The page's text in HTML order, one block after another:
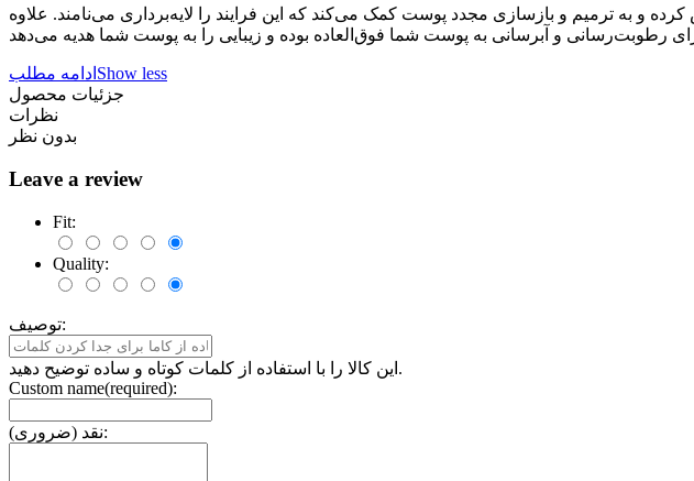
به ترمیم و بازسازی مجدد پوست کمک می‌کند که این فرایند را لایه‌برداری می‌نامند. علاوه
ادامه مطلب Show less
جزئیات محصول
نظرات
بدون نظر
Leave a review
Fit:
Quality:
توصیف:
این کالا را با استفاده از کلمات کوتاه و ساده توضیح دهید.
Custom name(required):
نقد (ضروری):